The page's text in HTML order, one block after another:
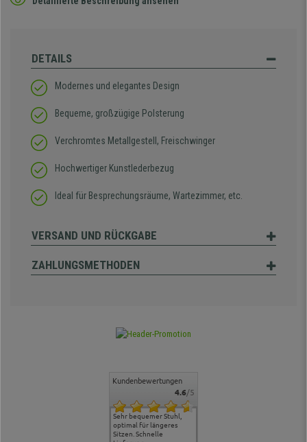
DETAILS
Modernes und elegantes Design
Bequeme, großzügige Polsterung
Verchromtes Metallgestell, Freischwinger
Hochwertiger Kunstlederbezug
Ideal für Besprechungsräume, Wartezimmer, etc.
VERSAND UND RÜCKGABE
ZAHLUNGSMETHODEN
Kundenbewertungen
4.6/5
Sehr bequemer Stuhl,
optimal für längeres
Sitzen. Schnelle